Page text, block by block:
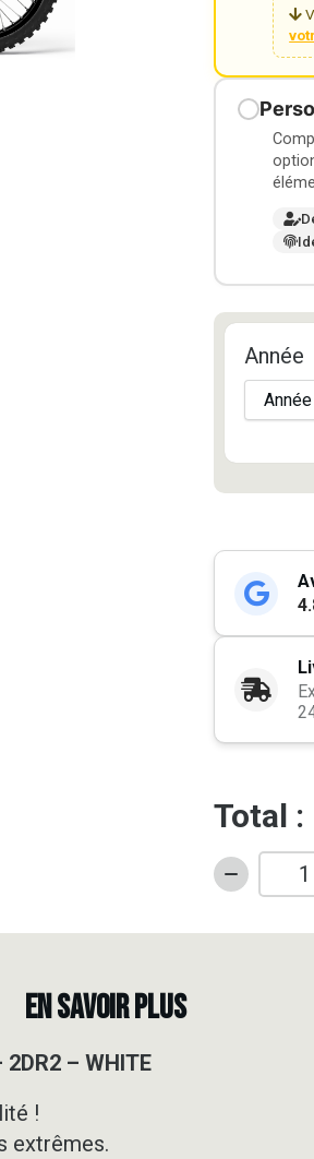
Année
Total :
quantité
Kit
EN SAVOIR PLUS
– WHITE
!
extrêmes.